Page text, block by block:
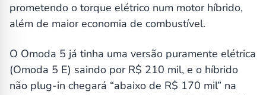
prometendo o torque elétrico num motor híbrido,
além de maior economia de combustível.
O Omoda 5 já tinha uma versão puramente elétrica
(Omoda 5 E) saindo por R$ 210 mil, e o híbrido
não plug-in chegará “abaixo de R$ 170 mil” na